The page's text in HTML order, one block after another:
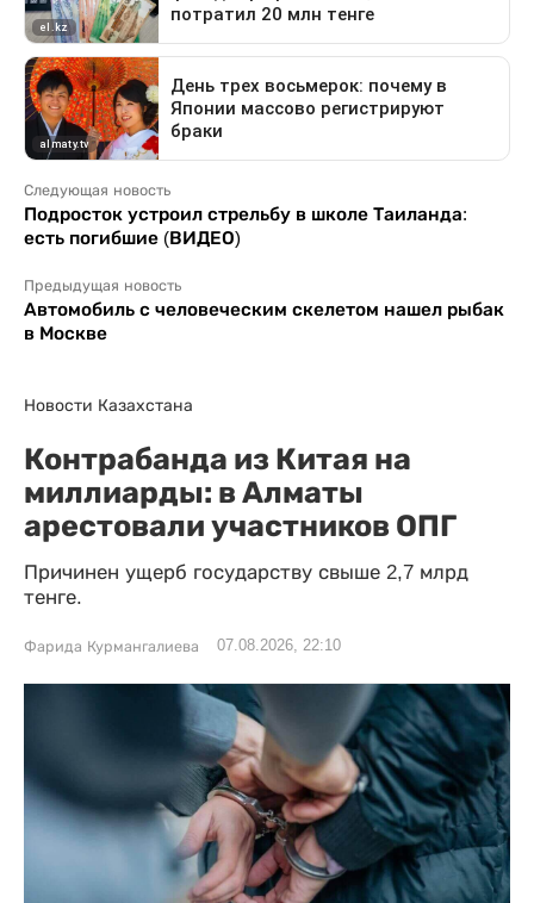
Следующая новость
Подросток устроил стрельбу в школе Таиланда:
есть погибшие (ВИДЕО)
Предыдущая новость
Автомобиль с человеческим скелетом нашел рыбак
в Москве
Новости Казахстана
Контрабанда из Китая на
миллиарды: в Алматы
арестовали участников ОПГ
Причинен ущерб государству свыше 2,7 млрд
тенге.
Фарида Курмангалиева 07.08.2026, 22:10